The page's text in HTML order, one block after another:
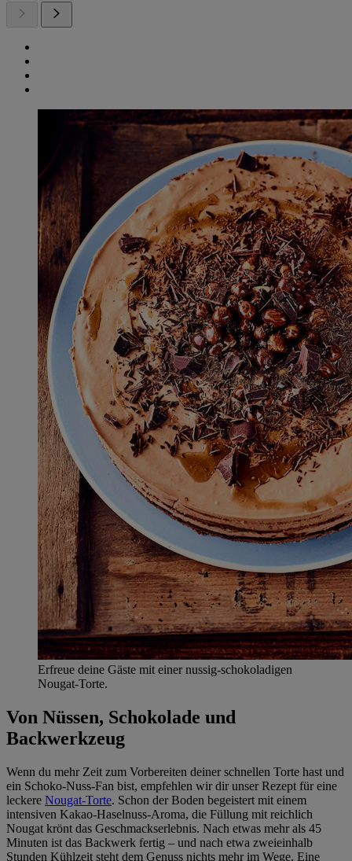
Erfreue deine Gäste mit einer nussig-schokoladigen
Nougat-Torte.
Von Nüssen, Schokolade und
Backwerkzeug
Wenn du mehr Zeit zum Vorbereiten deiner schnellen Torte hast und
ein Schoko-Nuss-Fan bist, empfehlen wir dir unser Rezept für eine
leckere Nougat-Torte. Schon der Boden begeistert mit einem
intensiven Kakao-Haselnuss-Aroma, die Füllung mit reichlich
Nougat krönt das Geschmackserlebnis. Nach etwas mehr als 45
Minuten ist das Backwerk fertig – und nach etwa zweieinhalb
Stunden Kühlzeit steht dem Genuss nichts mehr im Wege. Eine